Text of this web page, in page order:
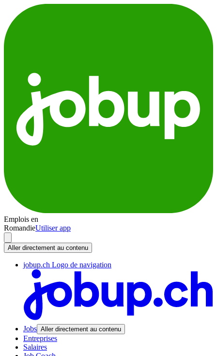
Emplois en
RomandieUtiliser app
Aller directement au contenu
jobup.ch Logo de navigation
Jobs Aller directement au contenu
Entreprises
Salaires